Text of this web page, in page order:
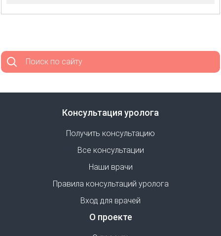
Поиск по сайту
Консультация уролога
Получить консультацию
Все консультации
Наши врачи
Правила консультаций уролога
Вход для врачей
О проекте